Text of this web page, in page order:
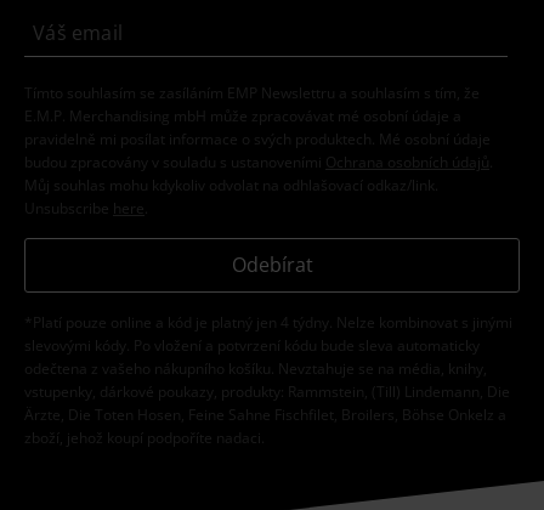
Tímto souhlasím se zasíláním EMP Newslettru a souhlasím s tím, že
E.M.P. Merchandising mbH může zpracovávat mé osobní údaje a
pravidelně mi posílat informace o svých produktech. Mé osobní údaje
budou zpracovány v souladu s ustanoveními
Ochrana osobních údajů
Můj souhlas mohu kdykoliv odvolat na odhlašovací odkaz/link.
Unsubscribe here
Odebírat
*Platí pouze online a kód je platný jen 4 týdny. Nelze kombinovat s jinými
slevovými kódy. Po vložení a potvrzení kódu bude sleva automaticky
odečtena z vašeho nákupního košíku. Nevztahuje se na média, knihy,
vstupenky, dárkové poukazy, produkty: Rammstein, (Till) Lindemann, Die
Ärzte, Die Toten Hosen, Feine Sahne Fischfilet, Broilers, Böhse Onkelz a
zboží, jehož koupí podpoříte nadaci.